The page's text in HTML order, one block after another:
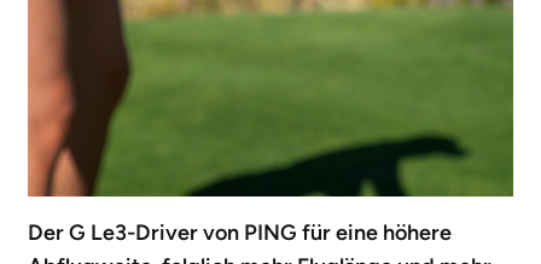
Der G Le3-Driver von PING für eine höhere